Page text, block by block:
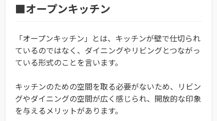
■オープンキッチン
「オープンキッチン」とは、キッチンが壁で仕切られ
ているのではなく、ダイニングやリビングとつながっ
ている形式のことを言います。
キッチンのための空間を取る必要がないため、リビン
グやダイニングの空間が広く感じられ、開放的な印象
を与えるメリットがあります。